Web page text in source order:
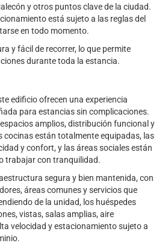
y otros puntos clave de la ciudad.
está sujeto a las reglas del
en todo momento.
y fácil de recorrer, lo que permite
durante toda la estancia.
edificio ofrecen una experiencia
para estancias sin complicaciones.
amplios, distribución funcional y
cocinas están totalmente equipadas, las
y confort, y las áreas sociales están
trabajar con tranquilidad.
segura y bien mantenida, con
áreas comunes y servicios que
de la unidad, los huéspedes
vistas, salas amplias, aire
velocidad y estacionamiento sujeto a